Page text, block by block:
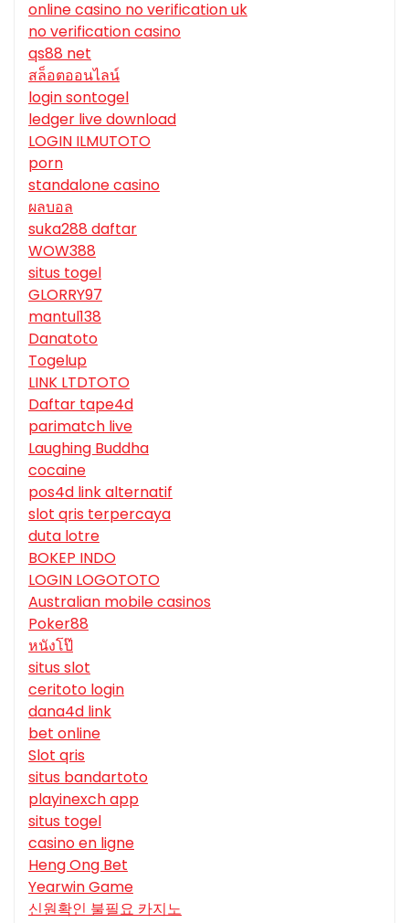
online casino no verification uk
no verification casino
qs88 net
สล็อตออนไลน์
login sontogel
ledger live download
LOGIN ILMUTOTO
porn
standalone casino
ผลบอล
suka288 daftar
WOW388
situs togel
GLORRY97
mantul138
Danatoto
Togelup
LINK LTDTOTO
Daftar tape4d
parimatch live
Laughing Buddha
cocaine
pos4d link alternatif
slot qris terpercaya
duta lotre
BOKEP INDO
LOGIN LOGOTOTO
Australian mobile casinos
Poker88
หนังโป๊
situs slot
ceritoto login
dana4d link
bet online
Slot qris
situs bandartoto
playinexch app
situs togel
casino en ligne
Heng Ong Bet
Yearwin Game
신원확인 불필요 카지노